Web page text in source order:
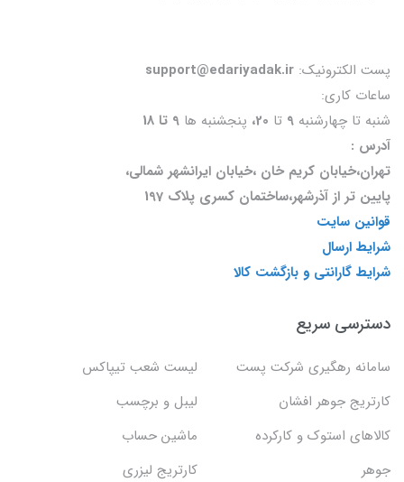
support@edariyadak.ir
کاری:
چهارشنبه9تا20، پنجشنبه ها9 تا 18
کریم خان ،خیابان ایرانشهر شمالی،
از آذرشهر،ساختمان کسری پلاک 197
سایت
ارسال
و بازگشت کالا
سریع
رهگیری شرکت پست
لیست شعب تیپاکس
جوهر افشان
لیبل و برچسب
استوک و کارکرده
ماشین حساب
کارتریج لیزری